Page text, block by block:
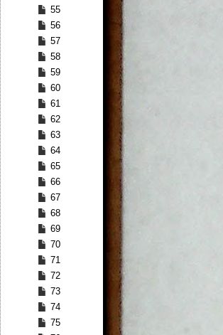
55
56
57
58
59
60
61
62
63
64
65
66
67
68
69
70
71
72
73
74
75